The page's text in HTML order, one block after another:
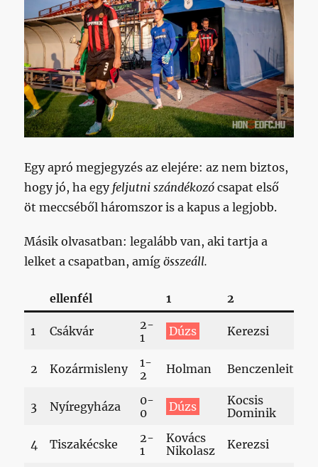
Egy apró megjegyzés az elejére: az nem biztos,
hogy jó, ha egy feljutni szándékozó csapat első
öt meccséből háromszor is a kapus a legjobb.
Másik olvasatban: legalább van, aki tartja a
lelket a csapatban, amígösszeáll.
ellenfél 1 2
1 Csákvár
2-
1
Dúzs Kerezsi
2 Kozármisleny
1-
2
Holman Benczenleitner
3 Nyíregyháza
0-
0
Dúzs
Kocsis
Dominik
4 Tiszakécske
2-
1
Kovács
Nikolasz
Kerezsi